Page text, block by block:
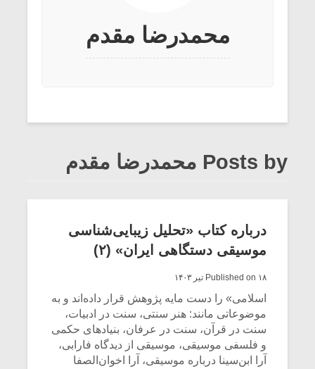
محمدرضا مقدم
Posts by محمدرضا مقدم
درباره کتاب «تحلیل زیبایی‌شناسی
موسیقی دستگاهی ایران» (۲)
Published on ۱۸ تیر ۱۴۰۳
اسلامی» را دست مایه پژوهش قرار داده‌اند و به
موضوعاتی مانند: هنر سنتی، سنت در ادبیات،
سنت در قرآن، سنت در عرفان، بنیادهای حکمی
و فلسفی موسیقی، موسیقی از دیدگاه فارابی،
آرا ابن‌سینا درباره موسیقی، آرا اخوان‌الصفا